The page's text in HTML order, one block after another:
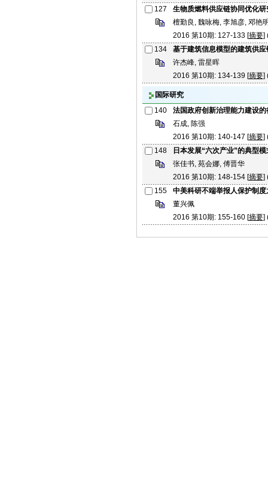
127
生物质燃料供应链协同优化研
檀勤良, 魏咏梅, 李旭彦, 邓艳
2016 第10期: 127-133 [摘要]
134
基于建筑信息模型的建筑供
许杰峰, 雷星晖
2016 第10期: 134-139 [摘要]
国际研究
140
法国政府创新治理能力建设
石成, 陈强
2016 第10期: 140-147 [摘要]
148
日本发展“六次产业”的典型
张佳书, 苑会娜, 傅晋华
2016 第10期: 148-154 [摘要]
155
中美科研不端举报人保护制度
董兴佩
2016 第10期: 155-160 [摘要]